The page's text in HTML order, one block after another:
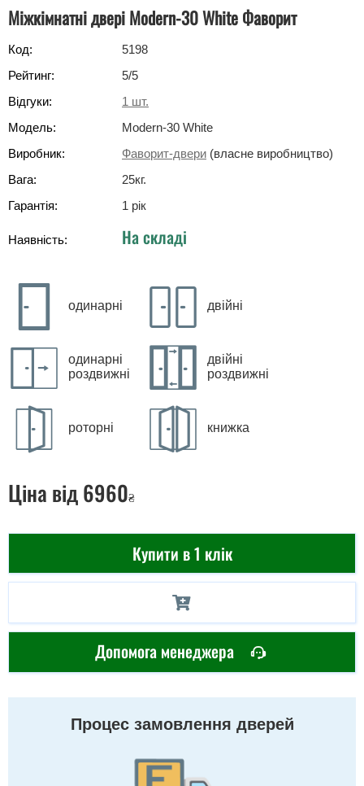
Міжкімнатні двері Modern-30 White Фаворит
Код:
5198
Рейтинг:
5/5
Відгуки:
1 шт.
Модель:
Modern-30 White
Виробник:
Фаворит-двери (власне виробництво)
Вага:
25кг.
Гарантія:
1 рік
Наявність: На складі
одинарні двійні
одинарні
роздвижні
двійні
роздвижні
роторні книжка
Ціна від 6960₴
Купити в 1 клік
Допомога менеджера
Процес замовлення дверей